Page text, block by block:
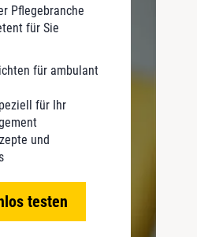
Pflegebranche
für Sie
für ambulant
für Ihr
und
testen